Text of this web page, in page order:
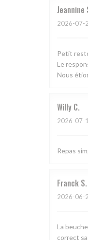
Jeannine
2026-07-
Petit
Le
Nous
Willy C
2026-07-
Repas
Franck S
2026-06-
La
correct